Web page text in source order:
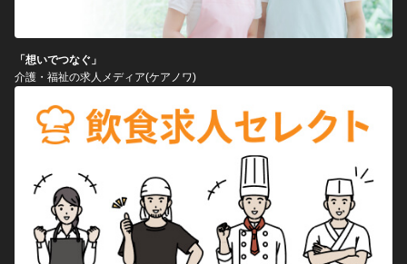
「想いでつなぐ」
介護・福祉の求人メディア(ケアノワ)